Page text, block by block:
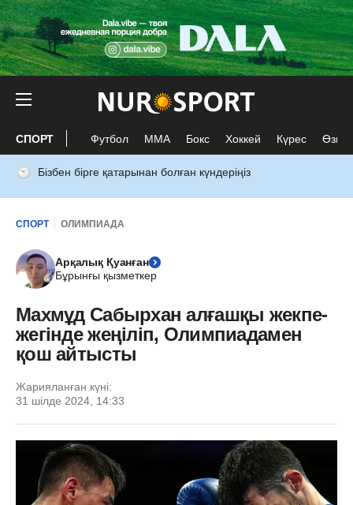
СПОРТ Футбол ММА Бокс Хоккей Күрес Өзге
Бізбен бірге қатарынан болған күндеріңіз
СПОРТ ОЛИМПИАДА
Арқалық Қуанған
Бұрынғы қызметкер
Махмұд Сабырхан алғашқы жекпе-
жегінде жеңіліп, Олимпиадамен
қош айтысты
Жарияланған күні:
31 шілде 2024, 14:33